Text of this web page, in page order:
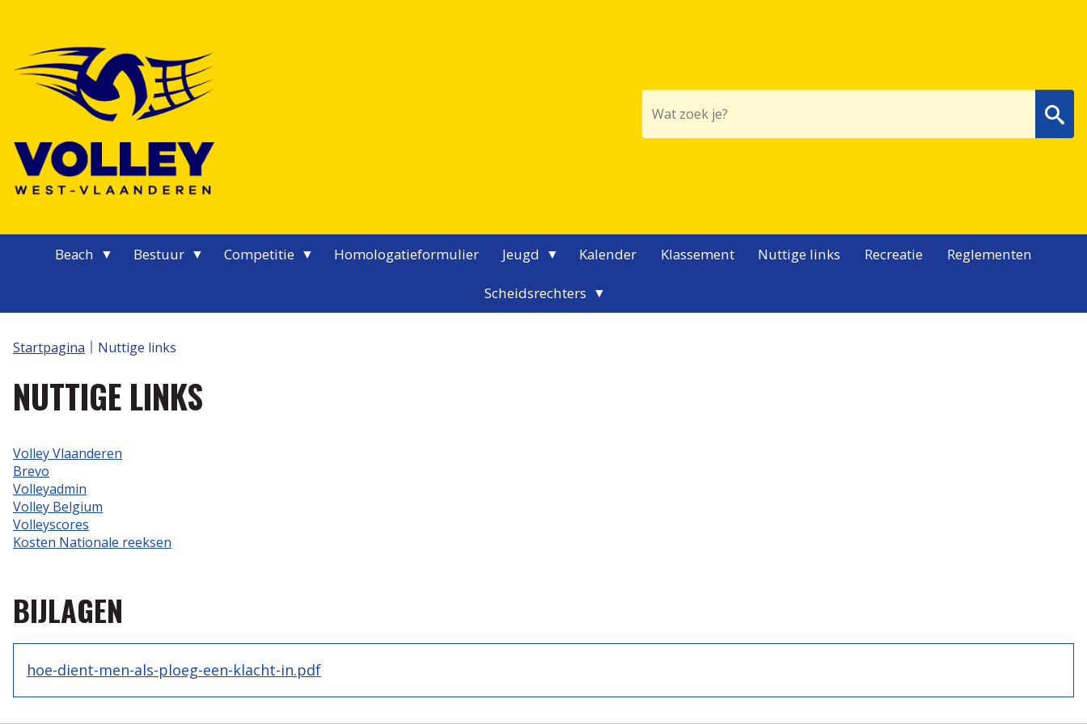
Beach Bestuur Competitie Homologatieformulier Jeugd Kalender Klassement Nuttige links Recreatie Reglementen
Scheidsrechters
Startpagina Nuttige links
NUTTIGE LINKS
Volley Vlaanderen
Brevo
Volleyadmin
Volley Belgium
Volleyscores
Kosten Nationale reeksen
BIJLAGEN
hoe-dient-men-als-ploeg-een-klacht-in.pdf